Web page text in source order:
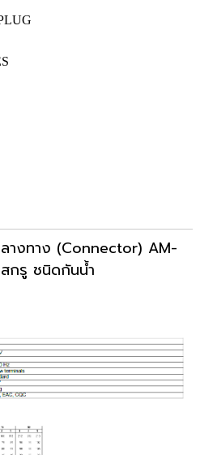
างทาง (Connector) AM-
สกรู ชนิดกันน้ำ